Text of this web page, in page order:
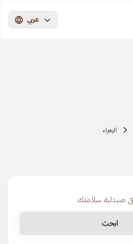
عربي
الزهراء
ابحث